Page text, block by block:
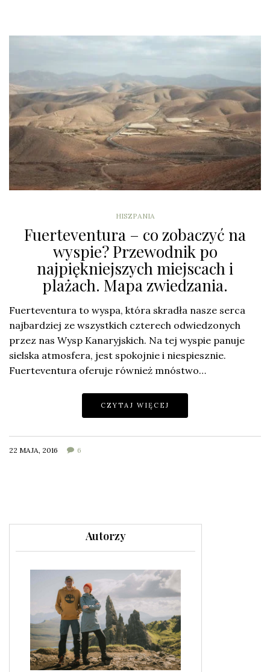
HISZPANIA
Fuerteventura – co zobaczyć na
wyspie? Przewodnik po
najpiękniejszych miejscach i
plażach. Mapa zwiedzania.
Fuerteventura to wyspa, która skradła nasze serca
najbardziej ze wszystkich czterech odwiedzonych
przez nas Wysp Kanaryjskich. Na tej wyspie panuje
sielska atmosfera, jest spokojnie i niespiesznie.
Fuerteventura oferuje również mnóstwo…
CZYTAJ WIĘCEJ
22 MAJA, 2016 6
Autorzy